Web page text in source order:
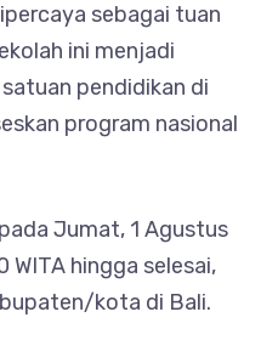
sebagai tuan
ini menjadi
pendidikan di
program nasional
Jumat, 1 Agustus
WITA hingga selesai,
kota di Bali.